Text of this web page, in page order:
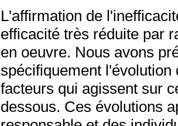
L'affirmation de
efficacité très réduite par
en oeuvre. Nous avons
spécifiquement
facteurs qui agissent sur
dessous. Ces évolutions